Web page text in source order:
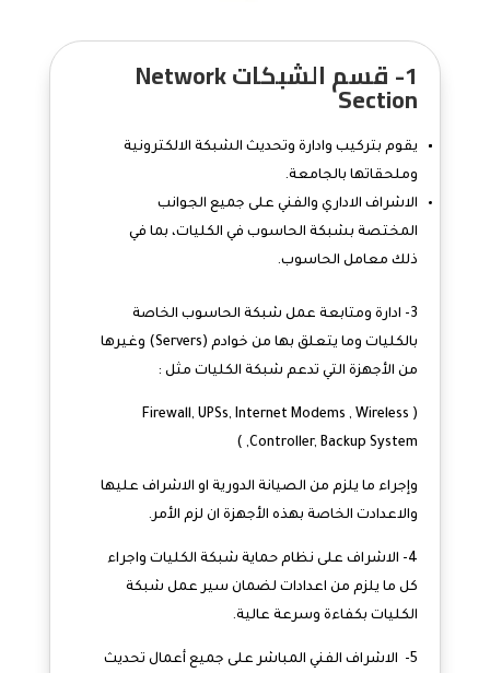
1- قسم الشبكات Network
Section
يقوم بتركيب وادارة وتحديث الشبكة الالكترونية
وملحقاتها بالجامعة.
الاشراف الاداري والفني على جميع الجوانب
المختصة بشبكة الحاسوب في الكليات، بما في
ذلك معامل الحاسوب.
3- ادارة ومتابعة عمل شبكة الحاسوب الخاصة
بالكليات وما يتعلق بها من خوادم (Servers) وغيرها
من الأجهزة التي تدعم شبكة الكليات مثل :
( Firewall, UPSs, Internet Modems , Wireless
Controller, Backup System, )
وإجراء ما يلزم من الصيانة الدورية او الاشراف عليها
والاعدادت الخاصة بهذه الأجهزة ان لزم الأمر.
4- الاشراف على نظام حماية شبكة الكليات واجراء
كل ما يلزم من اعدادات لضمان سير عمل شبكة
الكليات بكفاءة وسرعة عالية.
5- الاشراف الفني المباشر على جميع أعمال تحديث